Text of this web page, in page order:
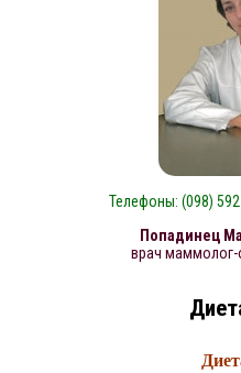
Телефоны: (098)
Попадинец
врач маммолог-